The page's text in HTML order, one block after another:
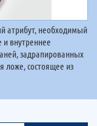
атрибут, необходимый
и внутреннее
задрапированных
ложе, состоящее из